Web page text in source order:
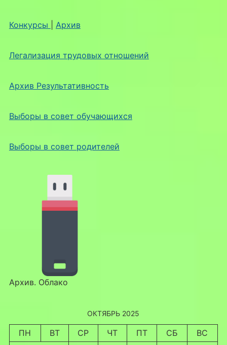
Конкурсы Архив
Легализация трудовых отношений
Архив Результативность
Выборы в совет обучающихся
Выборы в совет родителей
Архив. Облако
ОКТЯБРЬ 2025
ПН ВТ СР ЧТ ПТ СБ
ВС